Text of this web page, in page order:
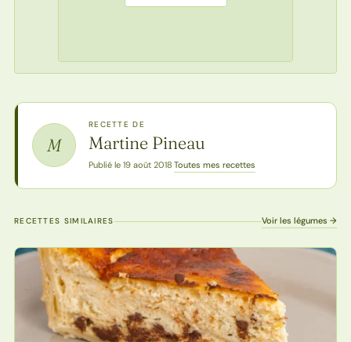
M
RECETTE DE
Martine Pineau
Publié le 19 août 2018·Toutes mes recettes
RECETTES SIMILAIRES Voir les légumes →